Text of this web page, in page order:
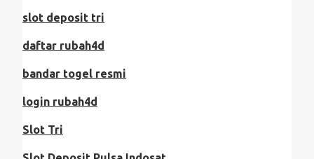
slot deposit tri
daftar rubah4d
bandar togel resmi
login rubah4d
Slot Tri